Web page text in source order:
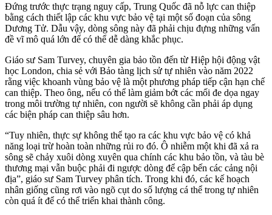
Đứng trước thực trạng nguy cấp, Trung Quốc đã nỗ lực can thiệp
bằng cách thiết lập các khu vực bảo vệ tại một số đoạn của sông
Dương Tử. Dẫu vậy, dòng sông này đã phải chịu đựng những vấn
đề vĩ mô quá lớn để có thể dễ dàng khắc phục.
Giáo sư Sam Turvey, chuyên gia bảo tồn đến từ Hiệp hội động vật
học London, chia sẻ với Bảo tàng lịch sử tự nhiên vào năm 2022
rằng việc khoanh vùng bảo vệ là một phương pháp tiếp cận hạn chế
can thiệp. Theo ông, nếu có thể làm giảm bớt các mối đe dọa ngay
trong môi trường tự nhiên, con người sẽ không cần phải áp dụng
các biện pháp can thiệp sâu hơn.
“Tuy nhiên, thực sự không thể tạo ra các khu vực bảo vệ có khả
năng loại trừ hoàn toàn những rủi ro đó. Ô nhiễm một khi đã xả ra
sông sẽ chảy xuôi dòng xuyên qua chính các khu bảo tồn, và tàu bè
thương mại vẫn buộc phải đi ngược dòng để cập bến các cảng nội
địa”, giáo sư Sam Turvey phân tích. Trong khi đó, các kế hoạch
nhân giống cũng rơi vào ngõ cụt do số lượng cá thể trong tự nhiên
còn quá ít để có thể triển khai thành công.